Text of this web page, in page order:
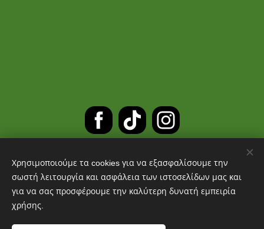
ΔΩΡΕΑΝ ΜΕΤΑΦΟΡΙΚΑ ΓΙΑ
ΠΑΡΑΓΓΕΛΙΕΣ ΑΝΩ ΤΩΝ 30 ΕΥΡΩ
Χρησιμοποιούμε τα cookies για να εξασφαλίσουμε την
σωστή λειτουργία και ασφάλεια των ιστοσελίδων μας και
για να σας προσφέρουμε την καλύτερη δυνατή εμπειρία
χρήσης.